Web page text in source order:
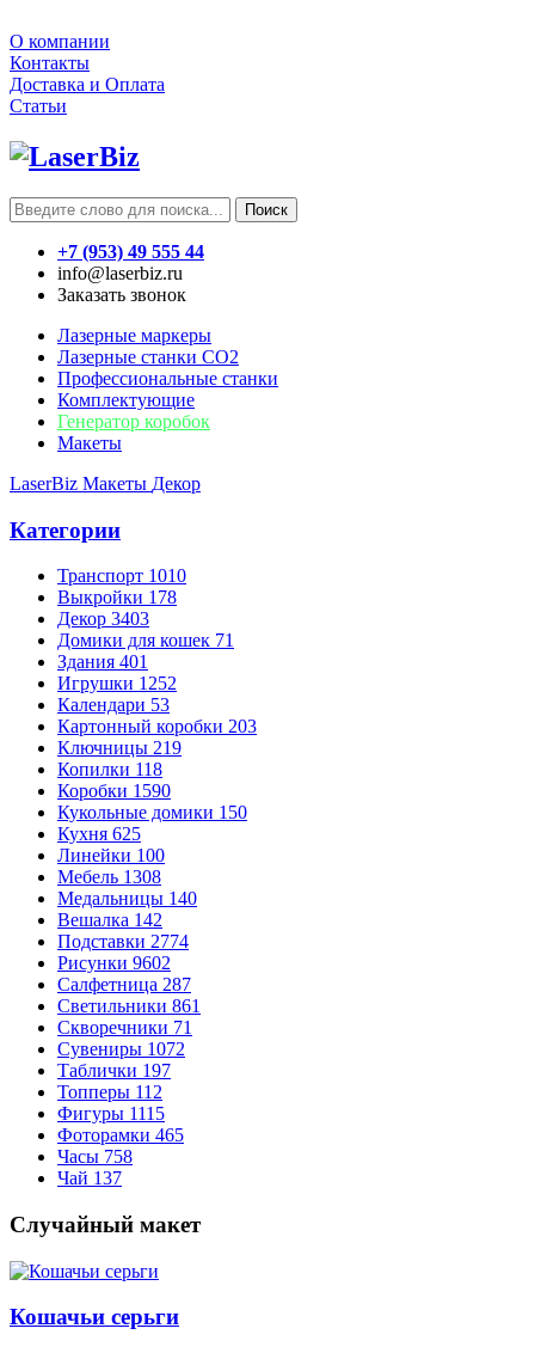
О компании
Контакты
Доставка и Оплата
Статьи
Поиск
+7 (953) 49 555 44
info@laserbiz.ru
Заказать звонок
Лазерные маркеры
Лазерные станки CO2
Профессиональные станки
Комплектующие
Генератор коробок
Макеты
LaserBiz Макеты Декор
Категории
Транспорт 1010
Выкройки 178
Декор 3403
Домики для кошек 71
Здания 401
Игрушки 1252
Календари 53
Картонный коробки 203
Ключницы 219
Копилки 118
Коробки 1590
Кукольные домики 150
Кухня 625
Линейки 100
Мебель 1308
Медальницы 140
Вешалка 142
Подставки 2774
Рисунки 9602
Салфетница 287
Светильники 861
Скворечники 71
Сувениры 1072
Таблички 197
Топперы 112
Фигуры 1115
Фоторамки 465
Часы 758
Чай 137
Случайный макет
Кошачьи серьги